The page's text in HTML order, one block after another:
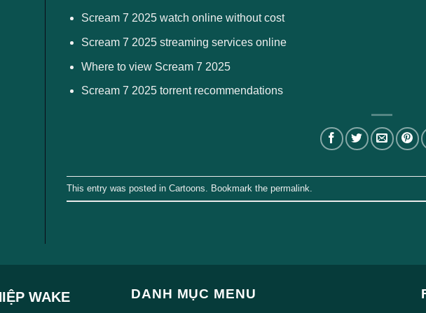
Scream 7 2025 watch online without cost
Scream 7 2025 streaming services online
Where to view Scream 7 2025
Scream 7 2025 torrent recommendations
This entry was posted in Cartoons . Bookmark the permalink
WAKE
DANH MỤC MENU